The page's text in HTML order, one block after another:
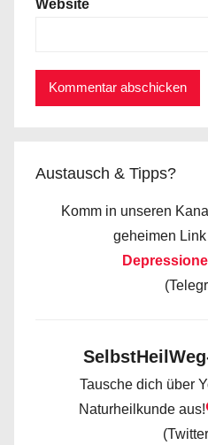
Website
Austausch & Tipps?
Komm in unseren
geheimen
Tausche dich über
Naturheilkunde aus!